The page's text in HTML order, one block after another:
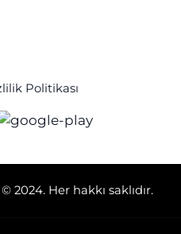
Politikası
2024. Her hakkı saklıdır.